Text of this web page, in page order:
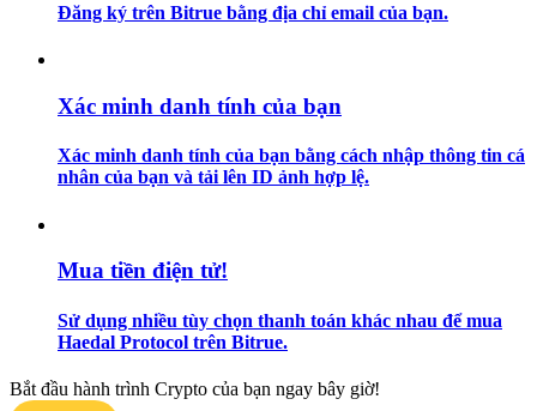
Học cách duy trì lợi nhuận
Earn
Đăng ký trên Bitrue bằng địa chỉ email của bạn.
Xác minh danh tính của bạn
Xác minh danh tính của bạn bằng cách nhập thông tin cá
nhân của bạn và tải lên ID ảnh hợp lệ.
Mua tiền điện tử!
Sử dụng nhiều tùy chọn thanh toán khác nhau để mua
Haedal Protocol trên Bitrue.
Bắt đầu hành trình Crypto của bạn ngay bây giờ!